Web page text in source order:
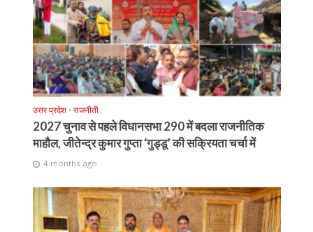
उत्तर प्रदेश • राजनीती
2027 चुनाव से पहले विधानसभा 290 में बदला राजनीतिक
माहौल, जीतेन्द्र कुमार गुप्ता ‘गुड्डू’ की सक्रियता चर्चा में
4 months ago